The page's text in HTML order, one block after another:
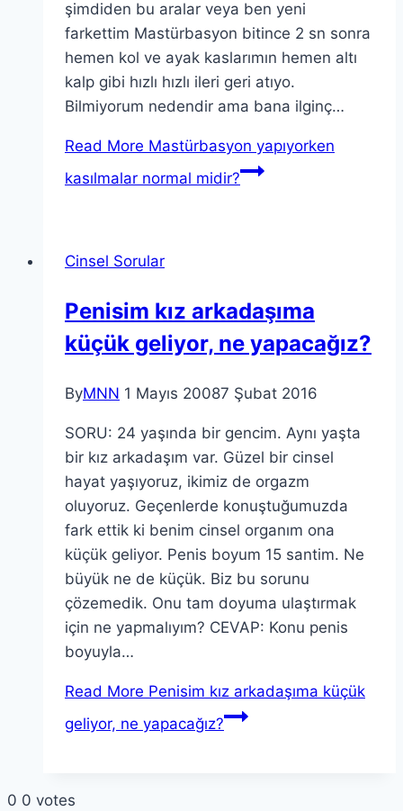
şimdiden bu aralar veya ben yeni
farkettim Mastürbasyon bitince 2 sn sonra
hemen kol ve ayak kaslarımın hemen altı
kalp gibi hızlı hızlı ileri geri atıyo.
Bilmiyorum nedendir ama bana ilginç…
Read More Mastürbasyon yapıyorken
kasılmalar normal midir?
Cinsel Sorular
Penisim kız arkadaşıma
küçük geliyor, ne yapacağız?
ByMNN 1 Mayıs 20087 Şubat 2016
SORU: 24 yaşında bir gencim. Aynı yaşta
bir kız arkadaşım var. Güzel bir cinsel
hayat yaşıyoruz, ikimiz de orgazm
oluyoruz. Geçenlerde konuştuğumuzda
fark ettik ki benim cinsel organım ona
küçük geliyor. Penis boyum 15 santim. Ne
büyük ne de küçük. Biz bu sorunu
çözemedik. Onu tam doyuma ulaştırmak
için ne yapmalıyım? CEVAP: Konu penis
boyuyla…
Read More Penisim kız arkadaşıma küçük
geliyor, ne yapacağız?
0 0 votes